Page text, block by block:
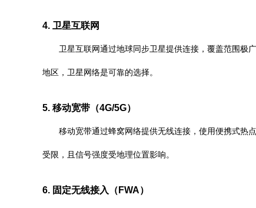
4. 卫星互联网
卫星互联网通过地球同步卫星提供连接，覆盖范围极
地区，卫星网络是可靠的选择。
5. 移动宽带（4G/5G）
移动宽带通过蜂窝网络提供无线连接，使用便携式热
受限，且信号强度受地理位置影响。
6. 固定无线接入（FWA）